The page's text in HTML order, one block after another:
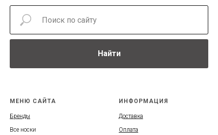
Найти
МЕНЮ САЙТА
Бренды
Все носки
ИНФОРМАЦИЯ
Доставка
Оплата